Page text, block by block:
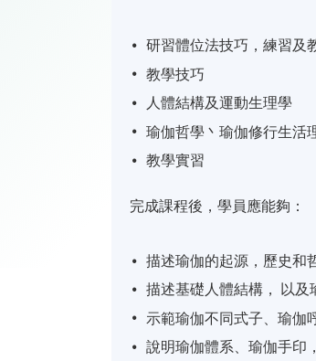
研習體位法技巧，練習及
教學技巧
人體結構及運動生理學
瑜伽哲學丶瑜伽修行生活
教學實習
完成課程後，學員應能夠：
描述瑜伽的起源，歷史和
描述基礎人體結構， 以及
示範瑜伽不同式子、瑜伽
說明瑜伽體系、瑜伽手印